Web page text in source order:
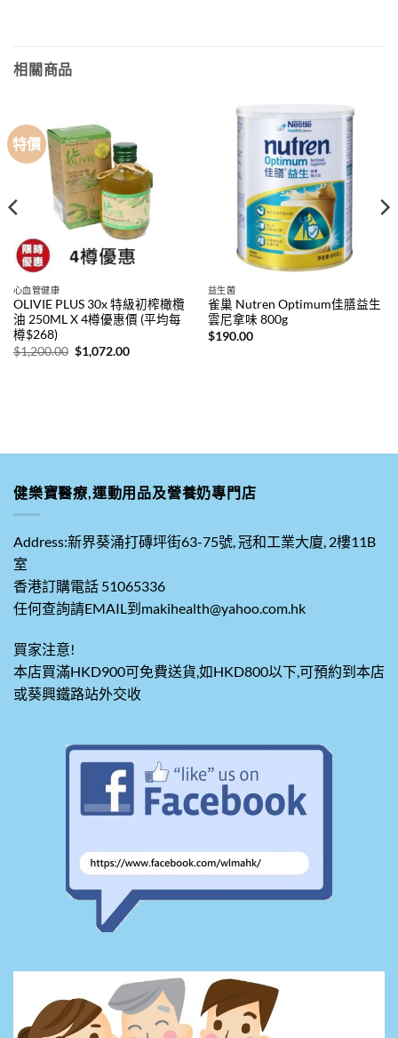
相關商品
特價
心血管健康
OLIVIE PLUS 30x 特級初榨橄欖
油 250ML X 4樽優惠價 (平均每
樽$268)
$1,200.00 原
$1,072.00目
益生菌
雀巢 Nutren Optimum佳膳益生
雲尼拿味 800g
$190.00
健樂寶醫療,運動用品及營養奶專門店
Address:新界葵涌打磚坪街63-75號, 冠和工業大廈, 2樓11B
室
香港訂購電話 51065336
任何查詢請EMAIL到makihealth@yahoo.com.hk
買家注意!
本店買滿HKD900可免費送貨,如HKD800以下,可預約到本店
或葵興鐵路站外交收